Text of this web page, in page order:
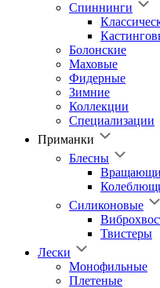
Спиннинги
Болонские
Маховые
Фидерные
Зимние
Коллекции
Специализации
Приманки
Блесны
Силиконовые
Твистеры
Лески
Монофильные
Плетеные